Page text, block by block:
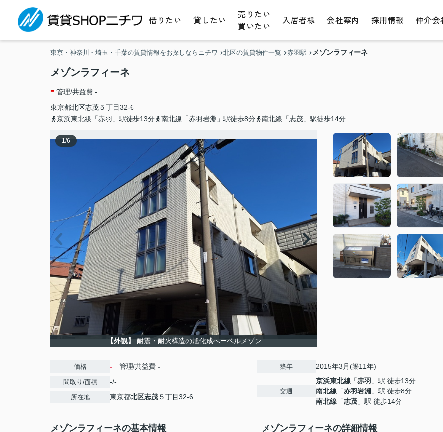
借りたい 貸したい
売りたい
買いたい
入居者様 会社案内 採用情報 仲介会
東京・神奈川・埼玉・千葉の賃貸情報をお探しならニチワ 北区の賃貸物件一覧 赤羽駅 メゾンラフィーネ
メゾンラフィーネ
- 管理/共益費 -
東京都北区志茂５丁目32-6
京浜東北線「赤羽」駅徒歩13分
南北線「赤羽岩淵」駅徒歩8分 南北線「志茂」駅徒歩14分
1/6
【外観】 耐震・耐火構造の旭化成へーベルメゾン
価格 - 管理/共益費 -
間取り/面積 -/-
所在地 東京都北区志茂５丁目32-6
築年 2015年3月(築11年)
交通
京浜東北線 「赤羽 」駅 徒歩13分
南北線 「赤羽岩淵 」駅 徒歩8分
南北線 「志茂 」駅 徒歩14分
メゾンラフィーネの基本情報 メゾンラフィーネの詳細情報